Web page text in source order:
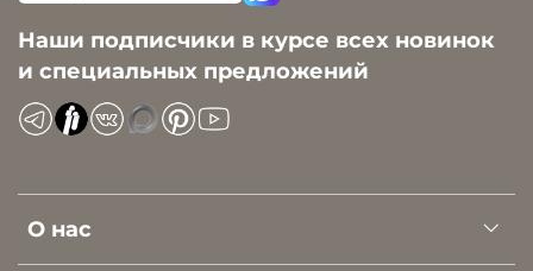
О нас
Наши подписчики в курсе всех новинок
и специальных предложений